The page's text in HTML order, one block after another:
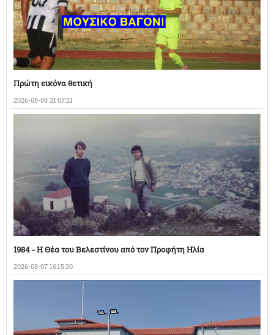
Πρώτη εικόνα θετική
2026-08-08 21:07:21
1984 - Η Θέα του Βελεστίνου από τον Προφήτη Ηλία
2026-08-07 16:15:30